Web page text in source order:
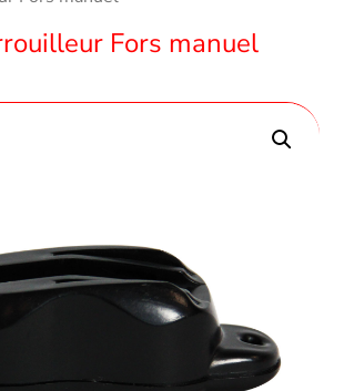
Fors manuel